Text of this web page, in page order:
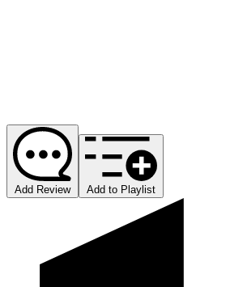
Add Review Add to Playlist